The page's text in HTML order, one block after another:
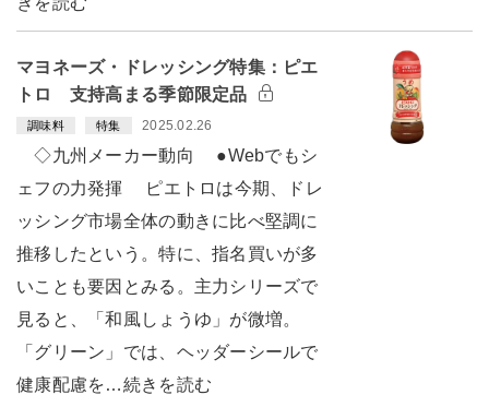
マヨネーズ・ドレッシング特集：ピエ
トロ 支持高まる季節限定品
調味料 特集 2025.02.26
◇九州メーカー動向 ●Webでもシ
ェフの力発揮 ピエトロは今期、ドレ
ッシング市場全体の動きに比べ堅調に
推移したという。特に、指名買いが多
いことも要因とみる。主力シリーズで
見ると、「和風しょうゆ」が微増。
「グリーン」では、ヘッダーシールで
健康配慮を…続きを読む